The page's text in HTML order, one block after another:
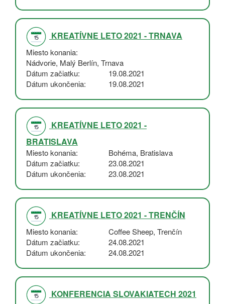
KREATÍVNE LETO 2021 - TRNAVA
Miesto konania
Nádvorie, Malý Berlín, Trnava
Dátum začiatku
19.08.2021
Dátum ukončenia
19.08.2021
KREATÍVNE LETO 2021 -
BRATISLAVA
Miesto konania
Bohéma, Bratislava
Dátum začiatku
23.08.2021
Dátum ukončenia
23.08.2021
KREATÍVNE LETO 2021 - TRENČÍN
Miesto konania
Coffee Sheep, Trenčín
Dátum začiatku
24.08.2021
Dátum ukončenia
24.08.2021
KONFERENCIA SLOVAKIATECH 2021